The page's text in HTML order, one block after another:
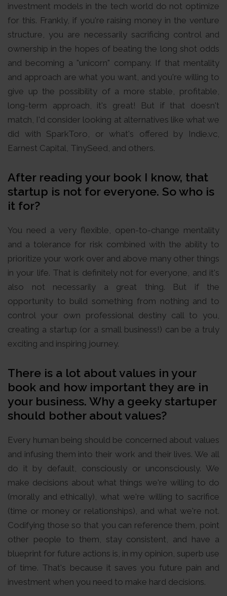
investment models in the tech world do not optimize
for this. Frankly, if you're raising money in the venture
structure, you are necessarily sacrificing control and
ownership in the hopes of beating the long shot odds
and becoming a "unicorn" company. If that mentality
and approach are what you want, and you're willing to
give up the possibility of a more stable, profitable,
long-term approach, it's great! But if that doesn't
match, I'd consider looking at alternatives like what we
did with SparkToro, or what's offered by Indie.vc,
Earnest Capital, TinySeed, and others.
After reading your book I know, that
startup is not for everyone. So who is
it for?
You need a very flexible, open-to-change mentality
and a tolerance for risk combined with the ability to
prioritize your work over and above many other things
in your life. That is definitely not for everyone, and it's
also not necessarily a great thing. But if the
opportunity to build something from nothing and to
control your own professional destiny call to you,
creating a startup (or a small business!) can be a truly
exciting and inspiring journey.
There is a lot about values in your
book and how important they are in
your business. Why a geeky startuper
should bother about values?
Every human being should be concerned about values
and infusing them into their work and their lives. We all
do it by default, consciously or unconsciously. We
make decisions about what things we're willing to do
(morally and ethically), what we're willing to sacrifice
(time or money or relationships), and what we're not.
Codifying those so that you can reference them, point
other people to them, stay consistent, and have a
blueprint for future actions is, in my opinion, superb use
of time. That's because it saves you future pain and
investment when you need to make hard decisions.